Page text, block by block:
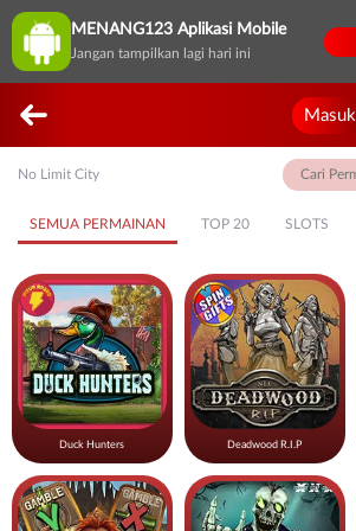
MENANG123 Aplikasi Mobile
Jangan tampilkan lagi hari ini
Masuk
No Limit City
SEMUA PERMAINAN TOP 20 SLOTS
Duck Hunters Deadwood R.I.P